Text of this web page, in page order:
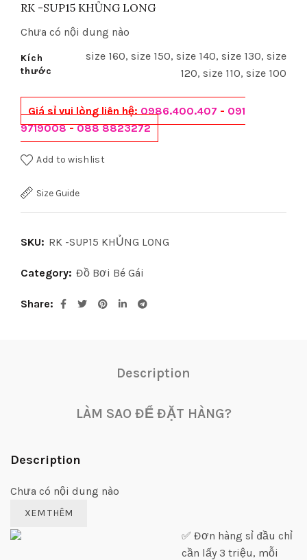
RK -SUP15 KHỦNG LONG
Chưa có nội dung nào
Kích
thước
size 160, size 150, size 140, size 130, size
120, size 110, size 100
Giá sỉ vui lòng liên hệ:0986.400.407 - 091
9719008-088 8823272
Add to wishlist
Size Guide
SKU: RK -SUP15 KHỦNG LONG
Category: Đồ Bơi Bé Gái
Share
Description
LÀM SAO ĐỂ ĐẶT HÀNG?
Description
Chưa có nội dung nào
XEM THÊM
✅ Đơn hàng sỉ đầu chỉ
cần lấy 3 triệu, mỗi